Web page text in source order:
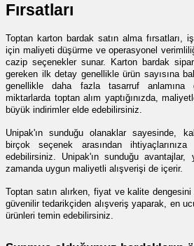
Fırsatları
Toptan karton bardak satın alma fırsatları,
için maliyeti düşürme ve operasyonel
cazip seçenekler sunar. Karton bardak
gereken ilk detay genellikle ürün sayısına
genellikle daha fazla tasarruf
miktarlarda toptan alım yaptığınızda,
büyük indirimler elde edebilirsiniz.
Unipak'ın sunduğu olanaklar sayesinde,
birçok seçenek arasından
edebilirsiniz. Unipak'ın sunduğu avantajlar,
zamanda uygun maliyetli alışverişi de içerir.
Toptan satın alırken, fiyat ve kalite
güvenilir tedarikçiden alışveriş yaparak, en
ürünleri temin edebilirsiniz.